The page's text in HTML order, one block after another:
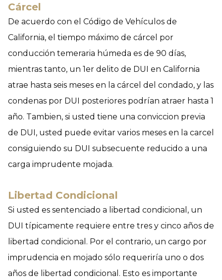
Cárcel
De acuerdo con el Código de Vehículos de
California, el tiempo máximo de cárcel por
conducción temeraria húmeda es de 90 días,
mientras tanto, un 1er delito de DUI en California
atrae hasta seis meses en la cárcel del condado, y las
condenas por DUI posteriores podrían atraer hasta 1
año. Tambien, si usted tiene una conviccion previa
de DUI, usted puede evitar varios meses en la carcel
consiguiendo su DUI subsecuente reducido a una
carga imprudente mojada.
Libertad Condicional
Si usted es sentenciado a libertad condicional, un
DUI típicamente requiere entre tres y cinco años de
libertad condicional. Por el contrario, un cargo por
imprudencia en mojado sólo requeriría uno o dos
años de libertad condicional. Esto es importante